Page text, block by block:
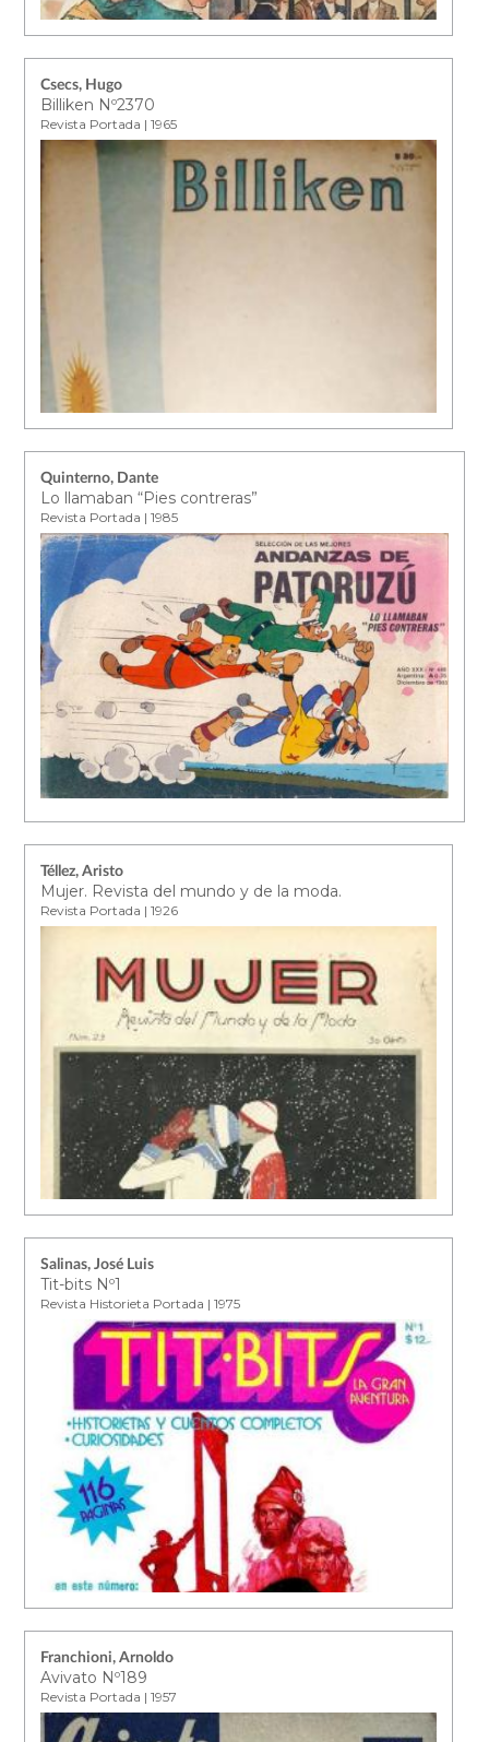
Csecs, Hugo
Billiken Nº2370
Revista Portada | 1965
Quinterno, Dante
Lo llamaban “Pies contreras”
Revista Portada | 1985
Téllez, Aristo
Mujer. Revista del mundo y de la moda.
Revista Portada | 1926
Salinas, José Luis
Tit-bits Nº1
Revista Historieta Portada | 1975
Franchioni, Arnoldo
Avivato Nº189
Revista Portada | 1957